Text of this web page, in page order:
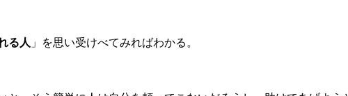
る人 」を思い受けべてみればわかる。